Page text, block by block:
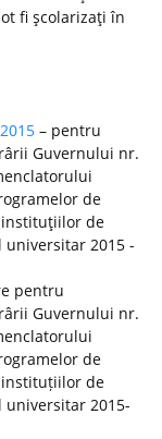
fi şcolarizaţi în
– pentru
Guvernului nr.
de
de
2015 -
pentru
Guvernului nr.
de
de
2015-